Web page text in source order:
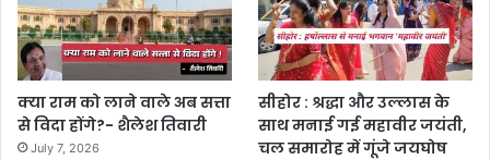
क्या राम को लाने वाले अब सत्ता
से विदा होंगे?- शैलेश तिवारी
July 7, 2026
सीहोर : श्रद्धा और उल्लास के
साथ मनाई गई महावीर जयंती,
चल समारोह में गूंजे जयघोष